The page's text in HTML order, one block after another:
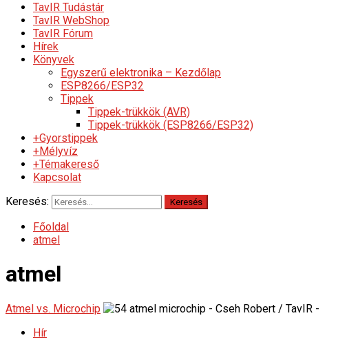
TavIR Tudástár
TavIR WebShop
TavIR Fórum
Hírek
Könyvek
Egyszerű elektronika – Kezdőlap
ESP8266/ESP32
Tippek
Tippek-trükkök (AVR)
Tippek-trükkök (ESP8266/ESP32)
+Gyorstippek
+Mélyvíz
+Témakereső
Kapcsolat
Keresés:
Főoldal
atmel
atmel
Atmel vs. Microchip
Hír